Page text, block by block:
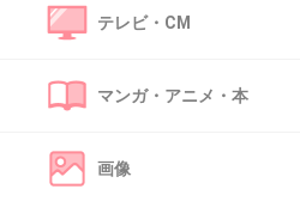
テレビ・CM
マンガ・アニメ・本
画像